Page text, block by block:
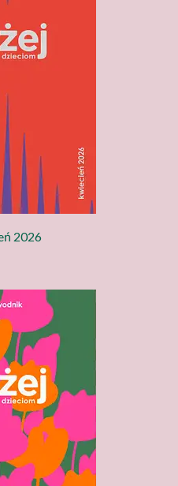
2026